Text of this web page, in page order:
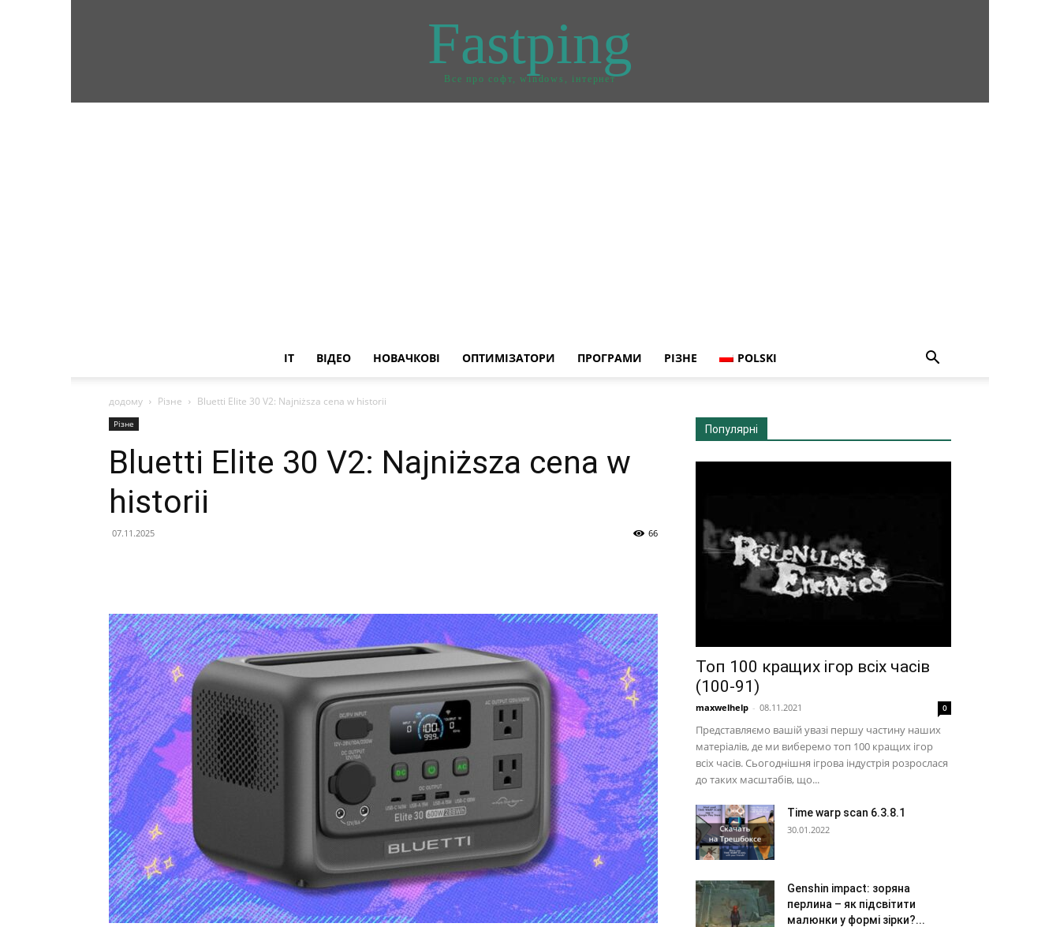
Fastping
Все про софт, windows, інтернет
IT ВІДЕО НОВАЧКОВІ ОПТИМІЗАТОРИ ПРОГРАМИ РІЗНЕ POLSKI
додому Різне Bluetti Elite 30 V2: Najniższa cena w historii
Різне
Bluetti Elite 30 V2: Najniższa cena w
historii
07.11.2025 66
Популярні
Топ 100 кращих ігор всіх часів
(100-91)
maxwelhelp - 08.11.2021 0
Представляємо вашій увазі першу частину наших
матеріалів, де ми виберемо топ 100 кращих ігор
всіх часів. Сьогоднішня ігрова індустрія розрослася
до таких масштабів, що...
Time warp scan 6.3.8.1
30.01.2022
Genshin impact: зоряна
перлина – як підсвітити
малюнки у формі зірки?...